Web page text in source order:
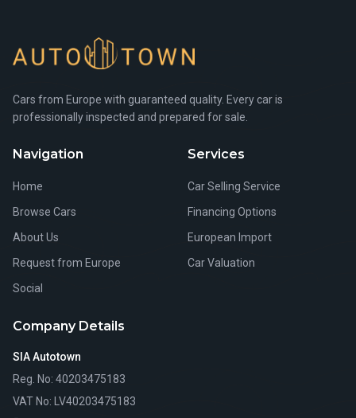
Cars from Europe with guaranteed quality. Every car is
professionally inspected and prepared for sale.
Navigation
Home
Browse Cars
About Us
Request from Europe
Social
Services
Car Selling Service
Financing Options
European Import
Car Valuation
Company Details
SIA Autotown
Reg. No: 40203475183
VAT No: LV40203475183